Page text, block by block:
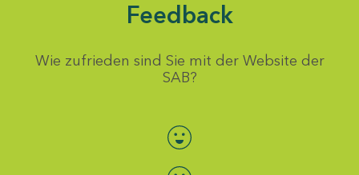
Feedback
Wie zufrieden sind Sie mit der Website der
SAB?
Bewertung auswählen